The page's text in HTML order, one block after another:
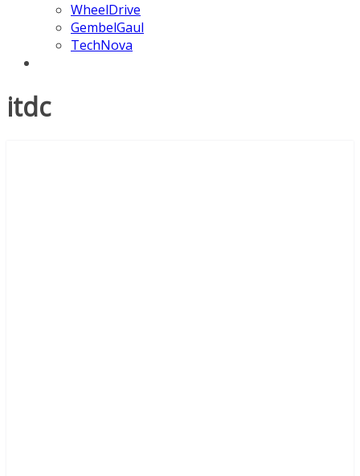
WheelDrive
GembelGaul
TechNova
itdc